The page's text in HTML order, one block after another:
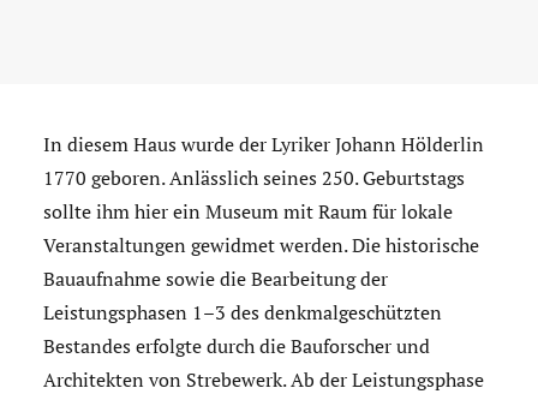
In diesem Haus wurde der Lyriker Johann Hölderlin
1770 geboren. Anlässlich seines 250. Geburtstags
sollte ihm hier ein Museum mit Raum für lokale
Veranstaltungen gewidmet werden. Die historische
Bauaufnahme sowie die Bearbeitung der
Leistungsphasen 1–3 des denkmalgeschützten
Bestandes erfolgte durch die Bauforscher und
Architekten von Strebewerk. Ab der Leistungsphase